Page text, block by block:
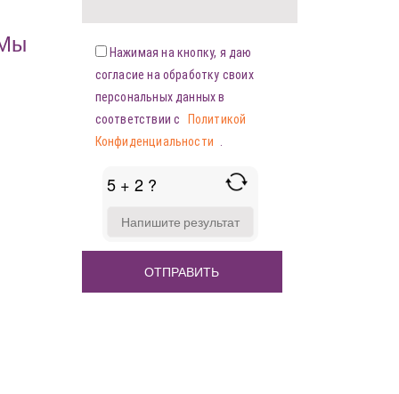
Нажимая на кнопку, я даю
согласие на обработку своих
персональных данных в
соответствии с
Политикой
Конфиденциальности
5 + 2 ?
FOR